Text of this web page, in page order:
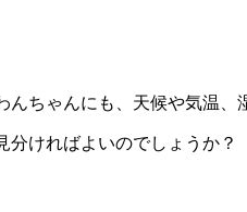
ちゃんにも、天候や気温、
ければよいのでしょうか？